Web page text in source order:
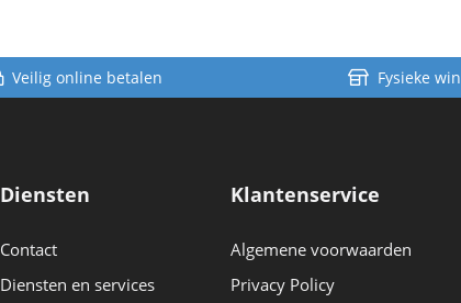
Veilig online betalen Fysieke
Diensten
Contact
Diensten en services
Klantenservice
Algemene voorwaarden
Privacy Policy